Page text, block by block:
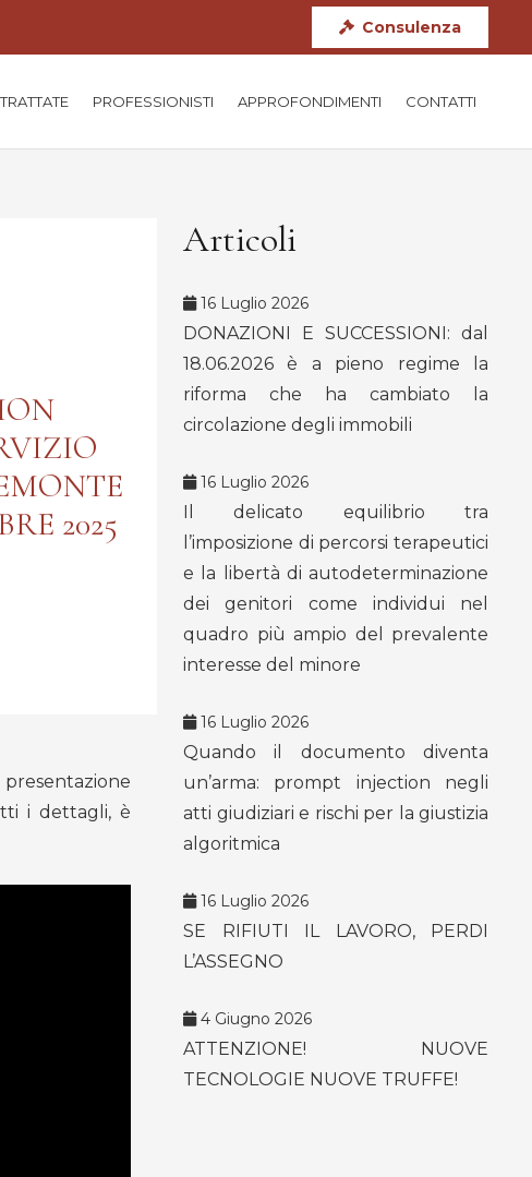
Consulenza
PROFESSIONISTI APPROFONDIMENTI CONTATTI
2025
i dettagli, è
Articoli
16 Luglio 2026
DONAZIONI E SUCCESSIONI: dal
18.06.2026 è a pieno regime la
riforma che ha cambiato la
circolazione degli immobili
16 Luglio 2026
Il delicato equilibrio tra
l’imposizione di percorsi terapeutici
e la libertà di autodeterminazione
dei genitori come individui nel
quadro più ampio del prevalente
interesse del minore
16 Luglio 2026
Quando il documento diventa
un’arma: prompt injection negli
atti giudiziari e rischi per la giustizia
algoritmica
16 Luglio 2026
SE RIFIUTI IL LAVORO, PERDI
L’ASSEGNO
4 Giugno 2026
ATTENZIONE! NUOVE
TECNOLOGIE NUOVE TRUFFE!